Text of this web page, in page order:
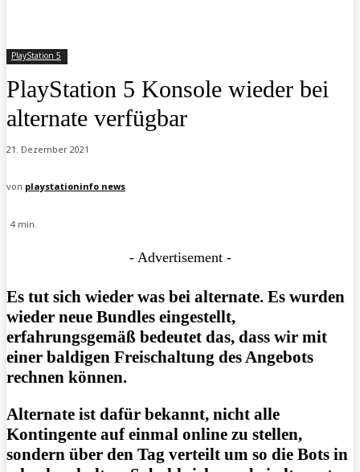
PlayStation 5
PlayStation 5 Konsole wieder bei
alternate verfügbar
21. Dezember 2021
von playstationinfo news
4 min.
- Advertisement -
Es tut sich wieder was bei alternate. Es wurden
wieder neue Bundles eingestellt,
erfahrungsgemäß bedeutet das, dass wir mit
einer baldigen Freischaltung des Angebots
rechnen können.
Alternate ist dafür bekannt, nicht alle
Kontingente auf einmal online zu stellen,
sondern über den Tag verteilt um so die Bots in